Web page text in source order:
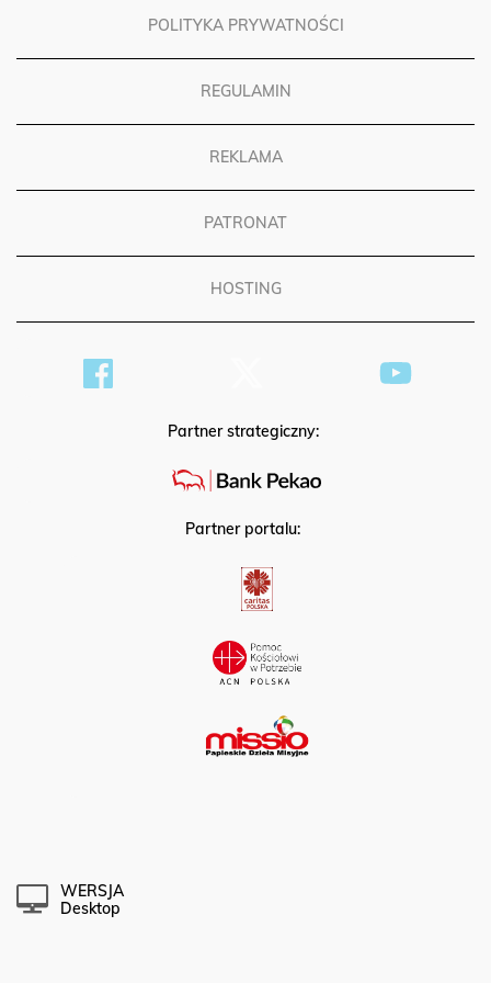
POLITYKA PRYWATNOŚCI
REGULAMIN
REKLAMA
PATRONAT
HOSTING
Partner strategiczny:
Partner portalu:
WERSJA
Desktop